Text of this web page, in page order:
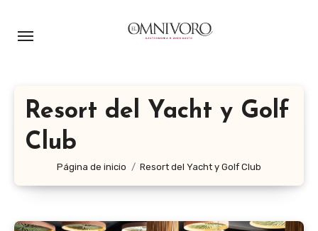
Resort del Yacht y Golf
Club
Página de inicio Resort del Yacht y Golf Club